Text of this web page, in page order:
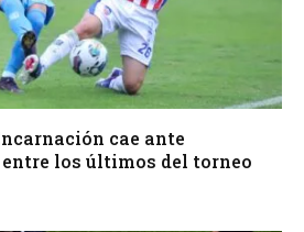
cae ante
los últimos del torneo